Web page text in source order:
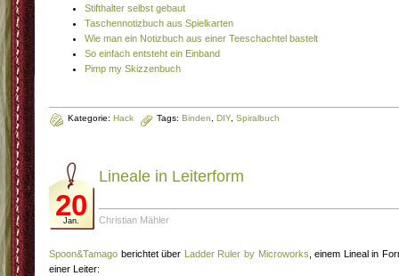
Stifthalter selbst gebaut
Taschennotizbuch aus Spielkarten
Wie man ein Notizbuch aus einer Teeschachtel bastelt
So einfach entsteht ein Einband
Pimp my Skizzenbuch
Kategorie: Hack Tags: Binden, DIY, Spiralbuch
20
Jan.
Lineale in Leiterform
Christian Mähler
Spoon&Tamago berichtet über Ladder Ruler by Microworks , einem Lineal in
einer Leiter: